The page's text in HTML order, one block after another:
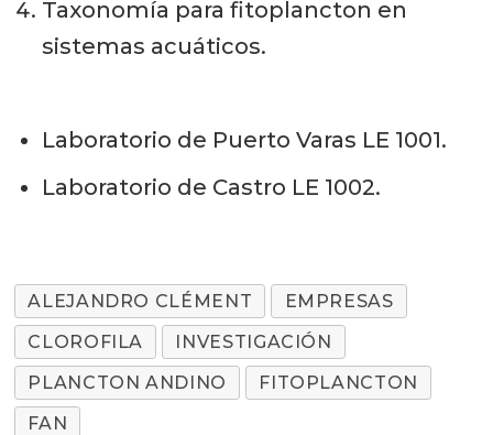
Taxonomía para fitoplancton en
sistemas acuáticos.
Laboratorio de Puerto Varas LE 1001.
Laboratorio de Castro LE 1002.
ALEJANDRO CLÉMENT
EMPRESAS
CLOROFILA
INVESTIGACIÓN
PLANCTON ANDINO
FITOPLANCTON
FAN